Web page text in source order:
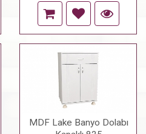
MDF Lake Banyo Dolabı